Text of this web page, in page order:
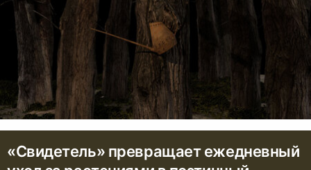
«Свидетель» превращает ежедневный